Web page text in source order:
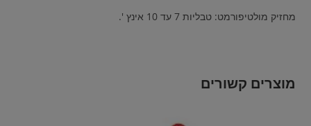
מחזיק מולטיפורמט: טבליות 7 עד 10 אינץ '.
מוצרים קשורים